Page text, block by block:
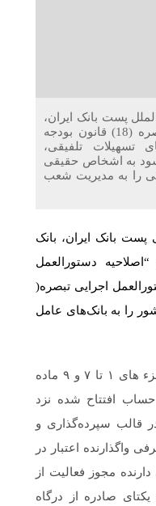
پست بانک ایران،
اصلاحیه دستورالعمل اجرایی تبصره (18) قانون بودجه
تسهیلات تلفیقی،
سود به اشخاص حقیقی
را به مدیریت شعب
بانک ایران، بانک
دستورالعمل
موضوع ماده( ۱۴) دستورالعمل اجرایی تبصره(
سال ۱۴۰۲ کل کشور را به بانک‌های عامل
بر طبق این دستورالعمل، وجوه جزء های ۱ تا ۷ و ۹ ماده
حساب افتتاح شده نزد
قالب سپرده‌گذاری و
واگذارنده اعتبار در
مجوز فعالیت از
صادره از درگاه